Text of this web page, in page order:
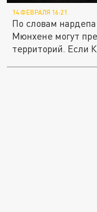
14 ФЕВРАЛЯ 16:21
По словам
Мюнхене могут
территорий. Если